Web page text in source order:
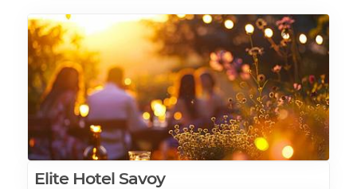
dig som hemma. Hotellet har även ett gym
och en relaxavdelning där du kan köra ett
energirikt träningspass och avsluta med
relax och bastu på hotellet.
Utomhusparkering finns ett stenkast från
hotellet.
Elite Hotel Savoy